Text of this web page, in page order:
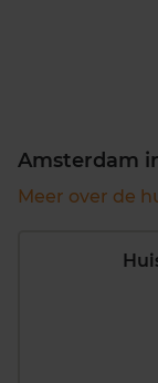
Amsterdam
Meer over de